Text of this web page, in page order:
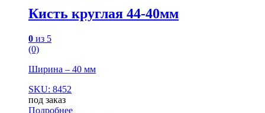
Кисть круглая 44-40мм
0 из 5
(0)
Ширина – 40 мм
SKU: 8452
под заказ
Подробнее